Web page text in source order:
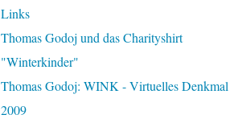
Links
Thomas Godoj und das Charityshirt
"Winterkinder"
Thomas Godoj: WINK - Virtuelles Denkmal
2009